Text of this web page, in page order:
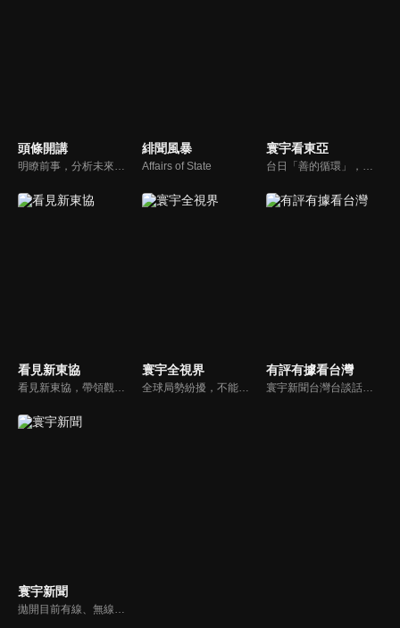
頭條開講 緋聞風暴
Affairs of State
寰宇看東亞
看見新東協 寰宇全視界
全球局勢紛擾，不能置身事外！主播任明玥主持，嶄新一季《寰宇全視界2.0》，集結各領域重磅嘉賓，犀利評論、深度視角，帶您洞悉世界局勢脈絡，開拓兩岸和國際新視野，《寰宇全視界2.0》，帶給您最具含金量的觀點。
有評有據看台灣
寰宇新聞台灣台談話性節目《有評有據看台灣》節目跳脫來賓演繹的「浮誇情境式政論型態」，改採網路大數據點題，直視分析選情實相，帶您「有評、有據」的遍覽政經大小事。
寰宇新聞
拋開目前有線、無線電視台新聞的包袱和制式化內容，沒有絕對立場、沒有口水漫罵，永遠以「關心」、「貼心」、「用心」做最對的報導，是台灣獨一無二最專屬新聞頻道。